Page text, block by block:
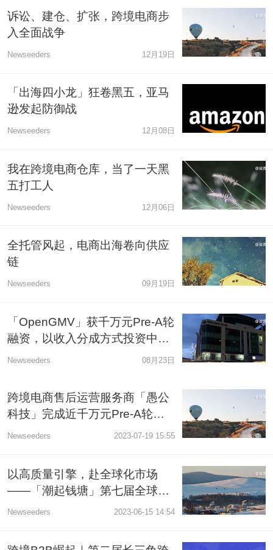
诉讼、建仓、扩张，跨境电商步
入全面战争
Newseeders 12月19日
「出海四小龙」狂卷黑五，亚马
逊发起防御战
Newseeders 12月08日
我在跨境电商仓库，当了一天黑
五打工人
Newseeders 12月06日
全托管风起，电商出海卷向供应
链
Newseeders 09月19日
「OpenGMV」获千万元Pre-A轮
融资，以收入分成方式投资中小
电商
Newseeders 08月23日
跨境电商售后运营服务商「愚公
科技」完成近千万元Pre-A轮融
资
Newseeders 2023-07-19 15:55
以高质量引擎，赴全球化市场
——「潮起钱塘」第七届全球跨
境电商峰会在杭开幕
Newseeders 2023-06-15 14:54